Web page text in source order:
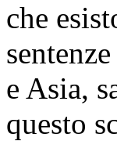
che
e Asia,
questo